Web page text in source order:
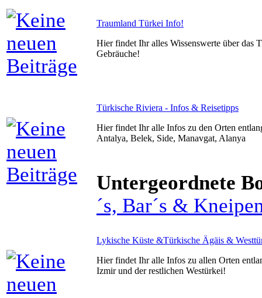
Traumland Türkei Info!
Hier findet Ihr alles Wissenswerte über das
Gebräuche!
Türkische Riviera - Infos & Reisetipps
Hier findet Ihr alle Infos zu den Orten
Antalya, Belek, Side, Manavgat, Alanya
Untergeordnete
´s, Bar´s &
Lykische Küste &Türkische Ägäis &
Hier findet Ihr alle Infos zu allen Orten
Izmir und der restlichen Westürkei!